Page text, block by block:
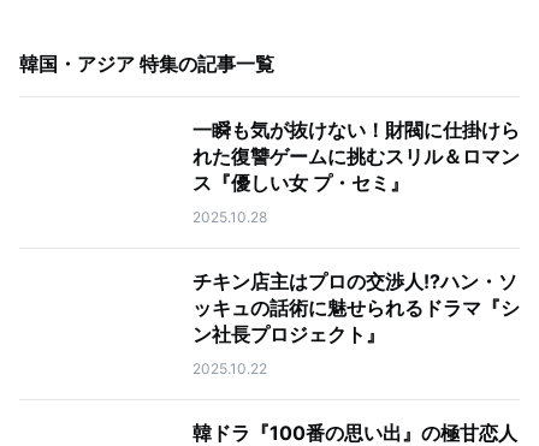
韓国・アジア 特集の記事一覧
一瞬も気が抜けない！財閥に仕掛けら
れた復讐ゲームに挑むスリル＆ロマン
ス『優しい女 プ・セミ』
2025.10.28
チキン店主はプロの交渉人!?ハン・ソ
ッキュの話術に魅せられるドラマ『シ
ン社長プロジェクト』
2025.10.22
韓ドラ『100番の思い出』の極甘恋人